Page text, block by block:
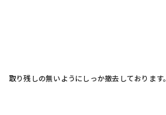
取り残しの無いようにしっか撤去しております。